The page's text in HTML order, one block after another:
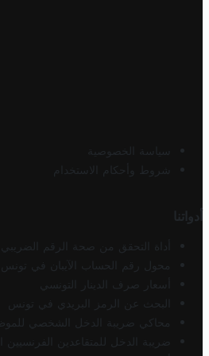
سياسة الخصوصية
شروط وأحكام الاستخدام
أدواتنا
أداة التحقق من صحة الرقم
محول رقم الحساب الآيبان في تونس
أسعار صرف الدينار التونسي
البحث عن الرمز البريدي في تونس
محاكي ضريبة الدخل الشخصي
ضريبة الدخل للمتقاعدين الفرنسيين